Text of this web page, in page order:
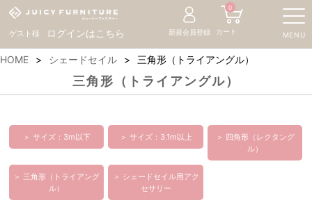
ゲスト様 ログインはこちら MENU
新規会員登録 カート
0
HOME シェードセイル 三角形（トライアングル）
三角形（トライアングル）
＞ サイズ：3m以下 ＞ サイズ：3.1m以上
＞ 四角形（レクタング
ル）
＞ 三角形（トライアング
ル）
＞ シェードセイル用アク
セサリー